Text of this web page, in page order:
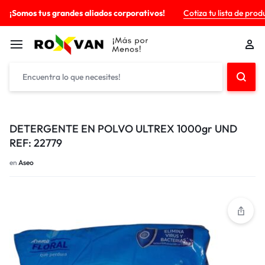
¡Somos tus grandes aliados corporativos! Cotiza tu lista de
DETERGENTE EN POLVO ULTREX 1000gr UND
REF: 22779
en Aseo